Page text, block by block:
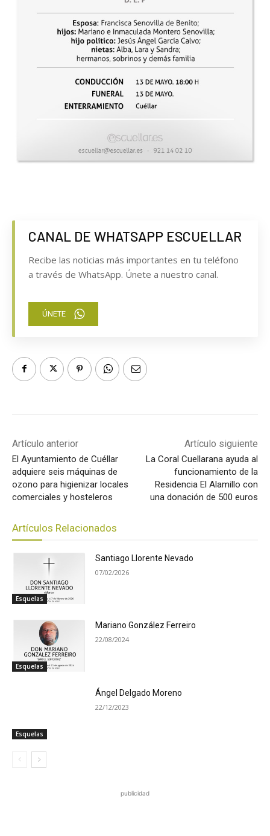
CANAL DE WHATSAPP ESCUELLAR
Recibe las noticias más importantes en tu teléfono
a través de WhatsApp. Únete a nuestro canal.
ÚNETE
Artículo anterior
El Ayuntamiento de Cuéllar
adquiere seis máquinas de
ozono para higienizar locales
comerciales y hosteleros
Artículo siguiente
La Coral Cuellarana ayuda al
funcionamiento de la
Residencia El Alamillo con
una donación de 500 euros
Artículos Relacionados
Esquelas
Santiago Llorente Nevado
07/02/2026
Esquelas
Mariano González Ferreiro
22/08/2024
Esquelas
Ángel Delgado Moreno
22/12/2023
publicidad